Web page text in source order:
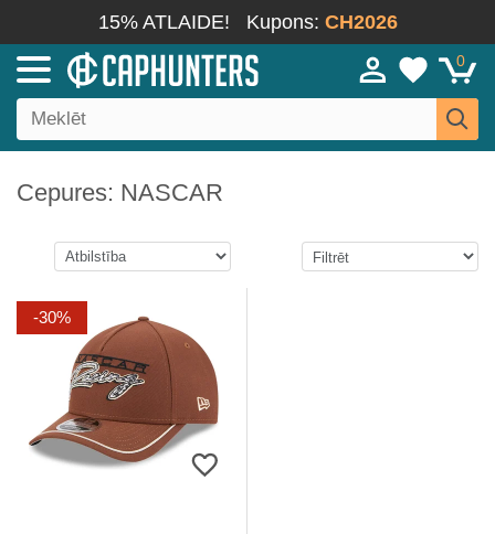
15% ATLAIDE! Kupons: CH2026
0
Cepures: NASCAR
-30%